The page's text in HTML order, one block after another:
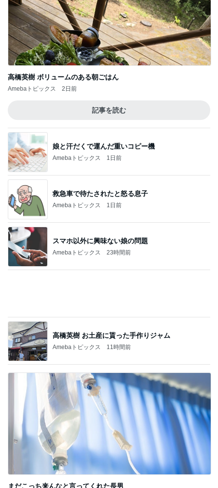
高橋英樹 ボリュームのある朝ごはん
Amebaトピックス 2日前
記事を読む
Amebaトピックス 1日前
救急車で待たされたと怒る息子
Amebaトピックス 1日前
スマホ以外に興味ない娘の問題
Amebaトピックス 23時間前
まだこっち来んなと言ってくれた長男
Amebaトピックス 1日前
記事を読む